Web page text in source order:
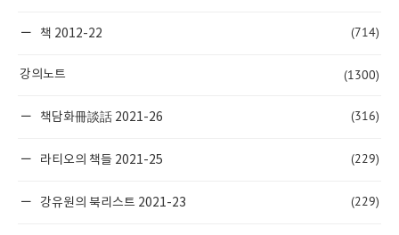
책 2012-22 (714)
강의노트 (1300)
책담화冊談話 2021-26 (316)
라티오의 책들 2021-25 (229)
강유원의 북리스트 2021-23 (229)